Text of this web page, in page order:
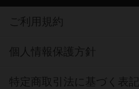
ご利用規約
個人情報保護方針
特定商取引法に基づく表記